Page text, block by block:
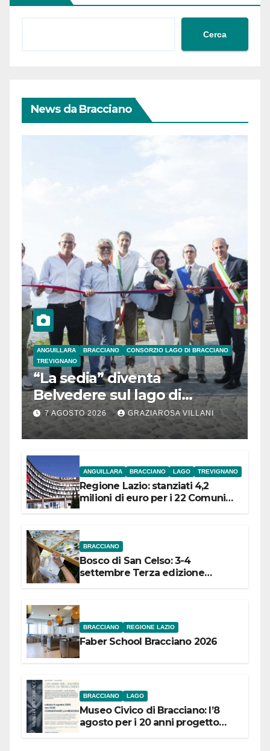
Cerca
News da Bracciano
ANGUILLARA BRACCIANO
CONSORZIO LAGO DI BRACCIANO
TREVIGNANO
“La sedia” diventa
Belvedere sul lago di
Bracciano: ieri
l’inaugurazione
7 AGOSTO 2026 GRAZIAROSA VILLANI
ANGUILLARA BRACCIANO LAGO TREVIGNANO
Regione Lazio: stanziati 4,2
milioni di euro per i 22 Comuni
BRACCIANO
Bosco di San Celso: 3-4
settembre Terza edizione
BRACCIANO REGIONE LAZIO
Faber School Bracciano 2026
BRACCIANO LAGO
Museo Civico di Bracciano: l’8
agosto per i 20 anni progetto